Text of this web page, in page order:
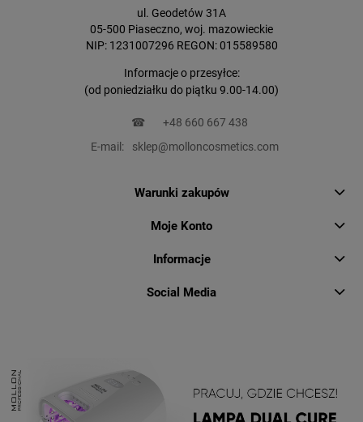
ul. Geodetów 31A
05-500 Piaseczno, woj. mazowieckie
NIP: 1231007296 REGON: 015589580
Informacje o przesyłce:
(od poniedziałku do piątku 9.00-14.00)
☎
+48 660 667 438
E-mail:
sklep@molloncosmetics.com
Warunki zakupów
Moje Konto
Informacje
Social Media